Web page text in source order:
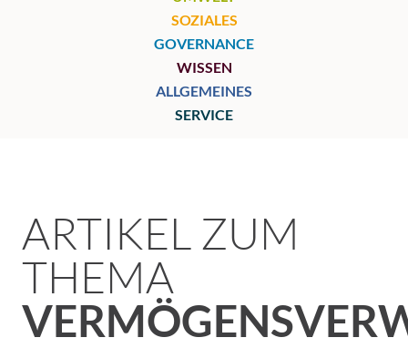
SOZIALES
GOVERNANCE
WISSEN
ALLGEMEINES
SERVICE
ARTIKEL ZUM
THEMA